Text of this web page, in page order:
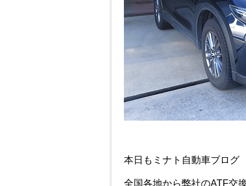
本日もミナト自動車ブログ
全国各地から弊社のATF交